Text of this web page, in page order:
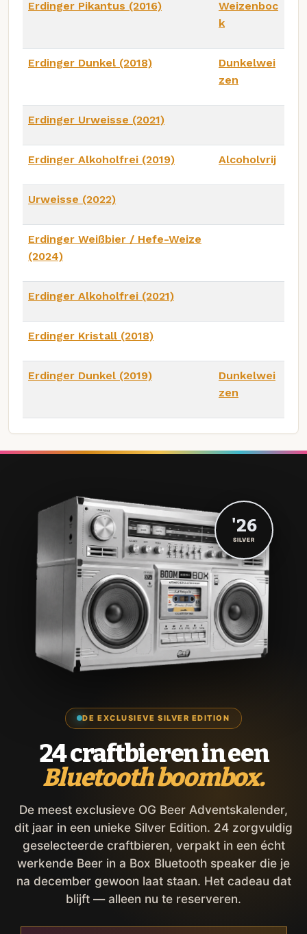
Erdinger Pikantus (2016)
Weizenboc
k
Erdinger Dunkel (2018)
Dunkelwei
zen
Erdinger Urweisse (2021)
Erdinger Alkoholfrei (2019) Alcoholvrij
Urweisse (2022)
Erdinger Weißbier / Hefe-Weize
(2024)
Erdinger Alkoholfrei (2021)
Erdinger Kristall (2018)
Erdinger Dunkel (2019)
Dunkelwei
zen
DE EXCLUSIEVE SILVER EDITION
24 craftbieren in een
Bluetooth boombox.
De meest exclusieve OG Beer Adventskalender,
dit jaar in een unieke Silver Edition. 24 zorgvuldig
geselecteerde craftbieren, verpakt in een écht
werkende Beer in a Box Bluetooth speaker die je
na december gewoon laat staan. Het cadeau dat
blijft — alleen nu te reserveren.
'26
SILVER